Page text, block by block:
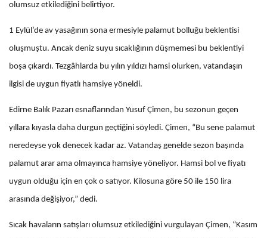
olumsuz etkilediğini belirtiyor.
1 Eylül’de av yasağının sona ermesiyle palamut bolluğu beklentisi
oluşmuştu. Ancak deniz suyu sıcaklığının düşmemesi bu beklentiyi
boşa çıkardı. Tezgâhlarda bu yılın yıldızı hamsi olurken, vatandaşın
ilgisi de uygun fiyatlı hamsiye yöneldi.
Edirne Balık Pazarı esnaflarından Yusuf Çimen, bu sezonun geçen
yıllara kıyasla daha durgun geçtiğini söyledi. Çimen, “Bu sene palamut
neredeyse yok denecek kadar az. Vatandaş genelde sezon başında
palamut arar ama olmayınca hamsiye yöneliyor. Hamsi bol ve fiyatı
uygun olduğu için en çok o satıyor. Kilosuna göre 50 ile 150 lira
arasında değişiyor,” dedi.
Sıcak havaların satışları olumsuz etkilediğini vurgulayan Çimen, “Kasım